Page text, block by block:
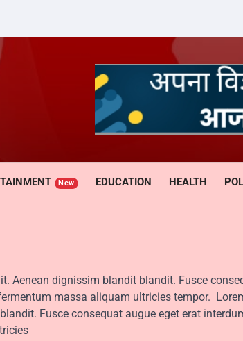
New EDUCATION HEALTH
Aenean dignissim blandit blandit. Fusce
massa aliquam ultricies tempor.
Fusce consequat augue eget erat